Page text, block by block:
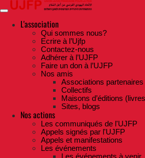
Skip
to
contentL'association
Qui sommes nous?
Ecrire à l’Ujfp
Contactez-nous
Adhérer à l’UJFP
Faire un don à l’UJFP
Nos amis
Associations partenaires
Collectifs
Maisons d’éditions
Sites, blogs
Nos actions
Les communiqués de l'UJFP
Appels signés par l'UJFP
Appels et manifestations
Les événements